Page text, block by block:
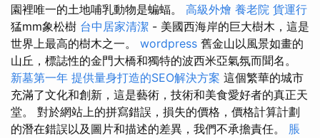
園裡唯一的土地哺乳動物是蝙蝠。 高級外燴 養老院 貨運行
猛mm象松樹 台中居家清潔 - 美國西海岸的巨大樹木，這是
世界上最高的樹木之一。 wordpress 舊金山以風景如畫的
山丘，標誌性的金門大橋和獨特的波西米亞氣氛而聞名。
新墓第一年 提供量身打造的SEO解決方案 這個繁華的城市
充滿了文化和創新，這是藝術，技術和美食愛好者的真正天
堂。 對於網站上的拼寫錯誤，損失的價格，價格計算計劃
的潛在錯誤以及圖片和描述的差異，我們不承擔責任。 脹